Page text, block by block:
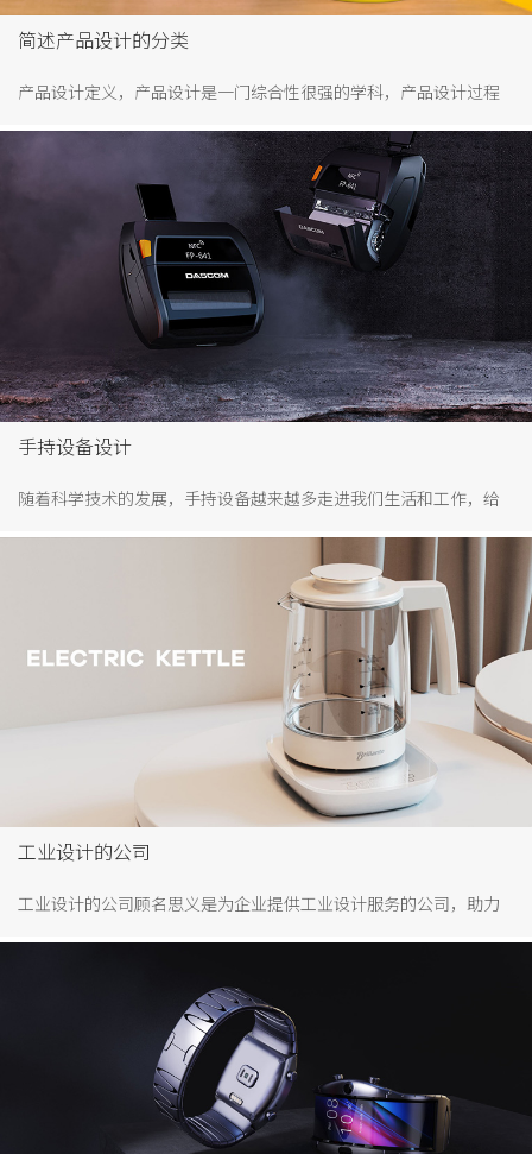
简述产品设计的分类
产品设计定义，产品设计是一门综合性很强的学科，产品设计过程
个概念或需求转化为具体的、实用的、具有吸引力的产品。产品设
计按品类可分为电子产品设计、家居产品设计、医疗产品设计、机
械设备设计、产品包装设计等。
手持设备设计
随着科学技术的发展，手持设备越来越多走进我们生活和工作，给
工业设计的公司
工业设计的公司顾名思义是为企业提供工业设计服务的公司，助力